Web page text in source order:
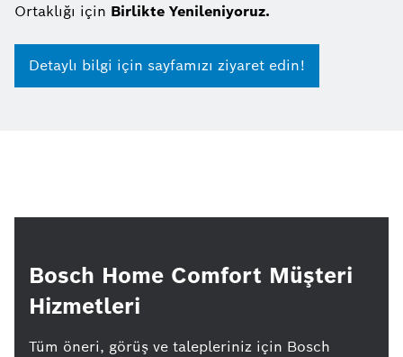
Ortaklığı için Birlikte Yenileniyoruz.
Detaylı bilgi için sayfamızı ziyaret edin!
Bosch Home Comfort Müşteri
Hizmetleri
Tüm öneri, görüş ve talepleriniz için Bosch